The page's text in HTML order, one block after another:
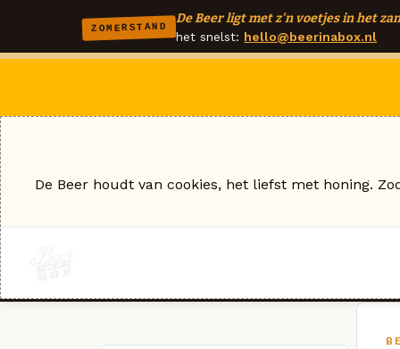
ZOMERSTAND
De Beer ligt met z'n voetjes in het
het snelst: hello@beerinabox.nl
De Beer houdt van cookies, het liefst met honing.